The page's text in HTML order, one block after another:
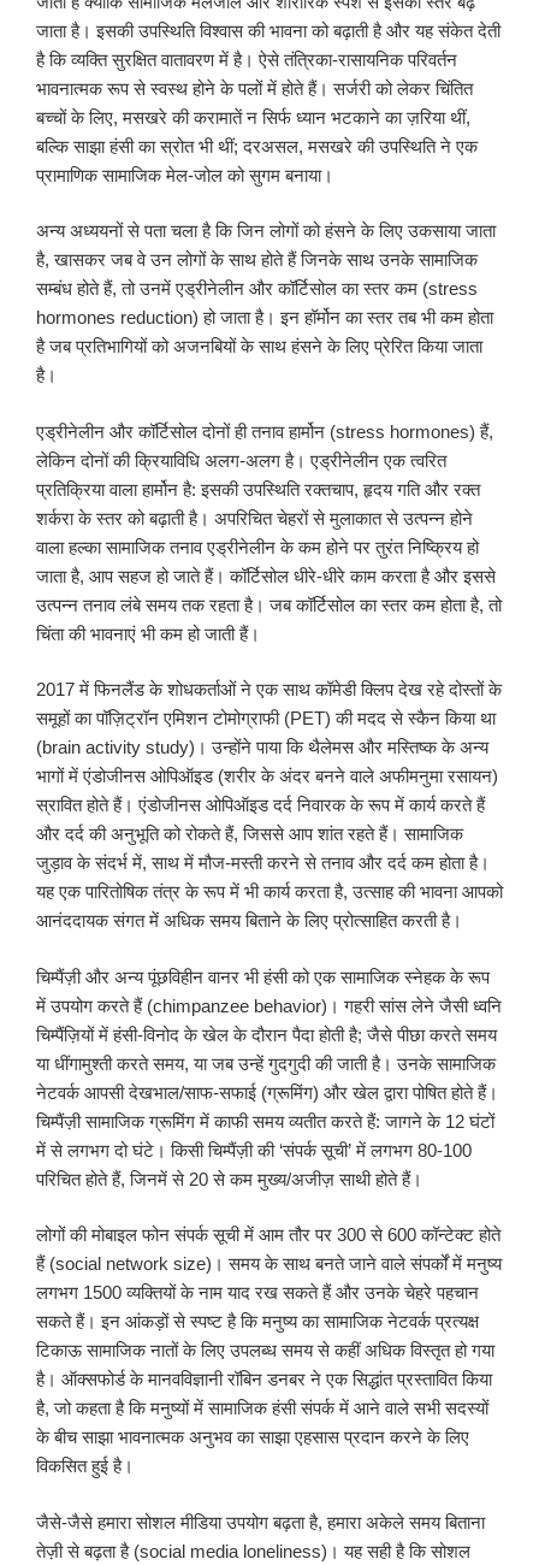
जाता है। इसकी उपस्थिति विश्वास की भावना को बढ़ाती है और यह संकेत देती
है कि व्यक्ति सुरक्षित वातावरण में है। ऐसे तंत्रिका-रासायनिक परिवर्तन
भावनात्मक रूप से स्वस्थ होने के पलों में होते हैं। सर्जरी को लेकर चिंतित
बच्चों के लिए, मसखरे की करामातें न सिर्फ ध्यान भटकाने का ज़रिया थीं,
बल्कि साझा हंसी का स्रोत भी थीं; दरअसल, मसखरे की उपस्थिति ने एक
प्रामाणिक सामाजिक मेल-जोल को सुगम बनाया।
अन्य अध्ययनों से पता चला है कि जिन लोगों को हंसने के लिए उकसाया जाता
है, खासकर जब वे उन लोगों के साथ होते हैं जिनके साथ उनके सामाजिक
सम्बंध होते हैं, तो उनमें एड्रीनेलीन और कॉर्टिसोल का स्तर कम (stress
hormones reduction) हो जाता है। इन हॉर्मोन का स्तर तब भी कम होता
है जब प्रतिभागियों को अजनबियों के साथ हंसने के लिए प्रेरित किया जाता
है।
एड्रीनेलीन और कॉर्टिसोल दोनों ही तनाव हार्मोन (stress hormones) हैं,
लेकिन दोनों की क्रियाविधि अलग-अलग है। एड्रीनेलीन एक त्वरित
प्रतिक्रिया वाला हार्मोन है: इसकी उपस्थिति रक्तचाप, हृदय गति और रक्त
शर्करा के स्तर को बढ़ाती है। अपरिचित चेहरों से मुलाकात से उत्पन्न होने
वाला हल्का सामाजिक तनाव एड्रीनेलीन के कम होने पर तुरंत निष्क्रिय हो
जाता है, आप सहज हो जाते हैं। कॉर्टिसोल धीरे-धीरे काम करता है और इससे
उत्पन्न तनाव लंबे समय तक रहता है। जब कॉर्टिसोल का स्तर कम होता है, तो
चिंता की भावनाएं भी कम हो जाती हैं।
2017 में फिनलैंड के शोधकर्ताओं ने एक साथ कॉमेडी क्लिप देख रहे दोस्तों के
समूहों का पॉज़िट्रॉन एमिशन टोमोग्राफी (PET) की मदद से स्कैन किया था
(brain activity study)। उन्होंने पाया कि थैलेमस और मस्तिष्क के अन्य
भागों में एंडोजीनस ओपिऑइड (शरीर के अंदर बनने वाले अफीमनुमा रसायन)
स्रावित होते हैं। एंडोजीनस ओपिऑइड दर्द निवारक के रूप में कार्य करते हैं
और दर्द की अनुभूति को रोकते हैं, जिससे आप शांत रहते हैं। सामाजिक
जुड़ाव के संदर्भ में, साथ में मौज-मस्ती करने से तनाव और दर्द कम होता है।
यह एक पारितोषिक तंत्र के रूप में भी कार्य करता है, उत्साह की भावना आपको
आनंददायक संगत में अधिक समय बिताने के लिए प्रोत्साहित करती है।
चिम्पैंज़ी और अन्य पूंछविहीन वानर भी हंसी को एक सामाजिक स्नेहक के रूप
में उपयोग करते हैं (chimpanzee behavior)। गहरी सांस लेने जैसी ध्वनि
चिम्पैंज़ियों में हंसी-विनोद के खेल के दौरान पैदा होती है; जैसे पीछा करते समय
या धींगामुश्ती करते समय, या जब उन्हें गुदगुदी की जाती है। उनके सामाजिक
नेटवर्क आपसी देखभाल/साफ-सफाई (ग्रूमिंग) और खेल द्वारा पोषित होते हैं।
चिम्पैंज़ी सामाजिक ग्रूमिंग में काफी समय व्यतीत करते हैं: जागने के 12 घंटों
में से लगभग दो घंटे। किसी चिम्पैंज़ी की ‘संपर्क सूची’ में लगभग 80-100
परिचित होते हैं, जिनमें से 20 से कम मुख्य/अजीज़ साथी होते हैं।
लोगों की मोबाइल फोन संपर्क सूची में आम तौर पर 300 से 600 कॉन्टेक्ट होते
हैं (social network size)। समय के साथ बनते जाने वाले संपर्कों में मनुष्य
लगभग 1500 व्यक्तियों के नाम याद रख सकते हैं और उनके चेहरे पहचान
सकते हैं। इन आंकड़ों से स्पष्ट है कि मनुष्य का सामाजिक नेटवर्क प्रत्यक्ष
टिकाऊ सामाजिक नातों के लिए उपलब्ध समय से कहीं अधिक विस्तृत हो गया
है। ऑक्सफोर्ड के मानवविज्ञानी रॉबिन डनबर ने एक सिद्धांत प्रस्तावित किया
है, जो कहता है कि मनुष्यों में सामाजिक हंसी संपर्क में आने वाले सभी सदस्यों
के बीच साझा भावनात्मक अनुभव का साझा एहसास प्रदान करने के लिए
विकसित हुई है।
जैसे-जैसे हमारा सोशल मीडिया उपयोग बढ़ता है, हमारा अकेले समय बिताना
तेज़ी से बढ़ता है (social media loneliness)। यह सही है कि सोशल